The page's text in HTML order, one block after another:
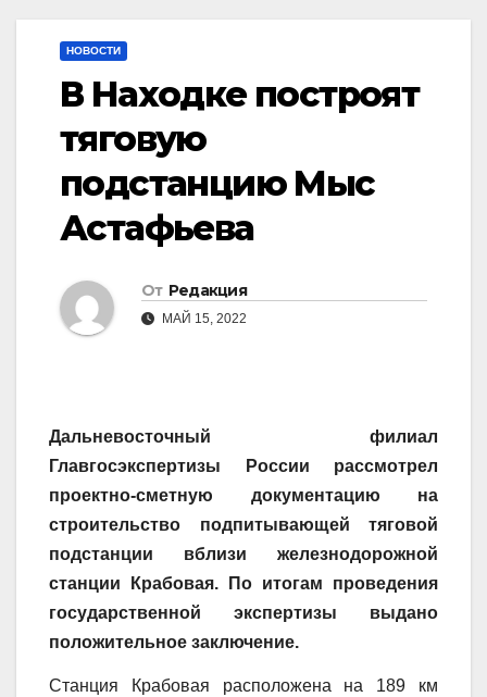
НОВОСТИ
В Находке построят
тяговую
подстанцию Мыс
Астафьева
От Редакция
МАЙ 15, 2022
Дальневосточный филиал
Главгосэкспертизы России рассмотрел
проектно-сметную документацию на
строительство подпитывающей тяговой
подстанции вблизи железнодорожной
станции Крабовая. По итогам проведения
государственной экспертизы выдано
положительное заключение.
Станция Крабовая расположена на 189 км